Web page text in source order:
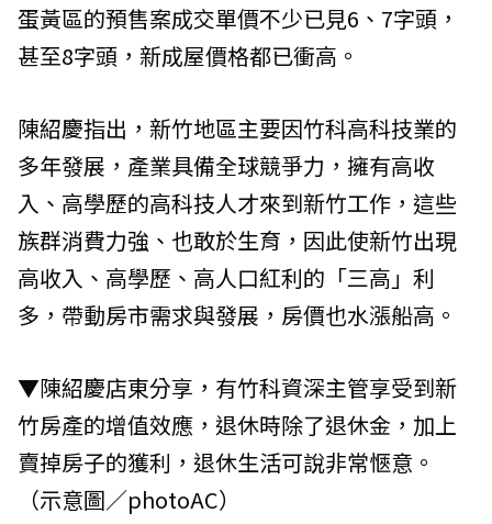
蛋黃區的預售案成交單價不少已見6、7字頭，
甚至8字頭，新成屋價格都已衝高。
陳紹慶指出，新竹地區主要因竹科高科技業的
多年發展，產業具備全球競爭力，擁有高收
入、高學歷的高科技人才來到新竹工作，這些
族群消費力強、也敢於生育，因此使新竹出現
高收入、高學歷、高人口紅利的「三高」利
多，帶動房市需求與發展，房價也水漲船高。
▼陳紹慶店東分享，有竹科資深主管享受到新
竹房產的增值效應，退休時除了退休金，加上
賣掉房子的獲利，退休生活可說非常愜意。
（示意圖／photoAC）